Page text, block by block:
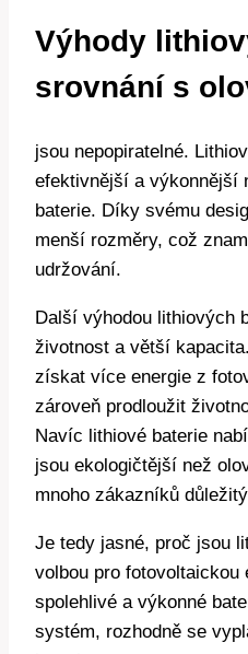
Výhody
srovnání s
jsou nepopiratelné.
efektivnější a výkonnější
baterie. Díky svému
menší rozměry, což
udržování.
Další výhodou lithiových
životnost a větší
získat více energie z
zároveň prodloužit
Navíc lithiové baterie
jsou ekologičtější než
mnoho zákazníků
Je tedy jasné, proč jsou
volbou pro fotovoltaickou
spolehlivé a výkonné
systém, rozhodně se